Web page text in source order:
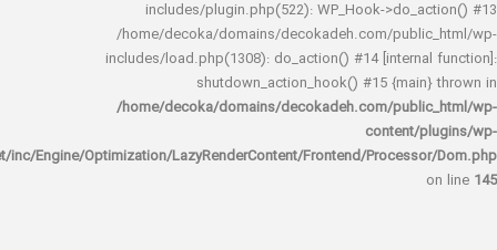
includes/plugin.php(522): WP_Hook-
/home/decoka/domains/decokadeh.com/
includes/load.php(1308): do_action() #14
shutdown_action_hook() #15
/home/decoka/domains/decokadeh.com/
rocket/inc/Engine/Optimization/LazyRenderContent/Frontend/